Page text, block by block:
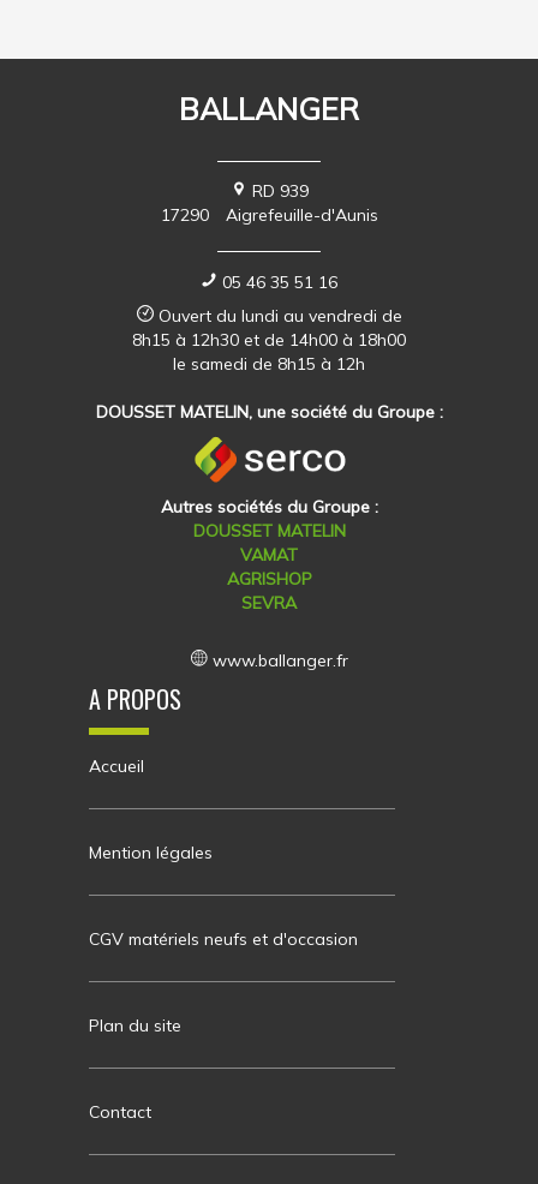
BALLANGER
RD 939
17290
Aigrefeuille-d'Aunis
05 46 35 51 16
Ouvert du lundi au vendredi de
8h15 à 12h30 et de 14h00 à 18h00
le samedi de 8h15 à 12h
DOUSSET MATELIN, une société du Groupe :
Autres sociétés du Groupe :
DOUSSET MATELIN
VAMAT
AGRISHOP
SEVRA
www.ballanger.fr
A PROPOS
Accueil
Mention légales
CGV matériels neufs et d'occasion
Plan du site
Contact